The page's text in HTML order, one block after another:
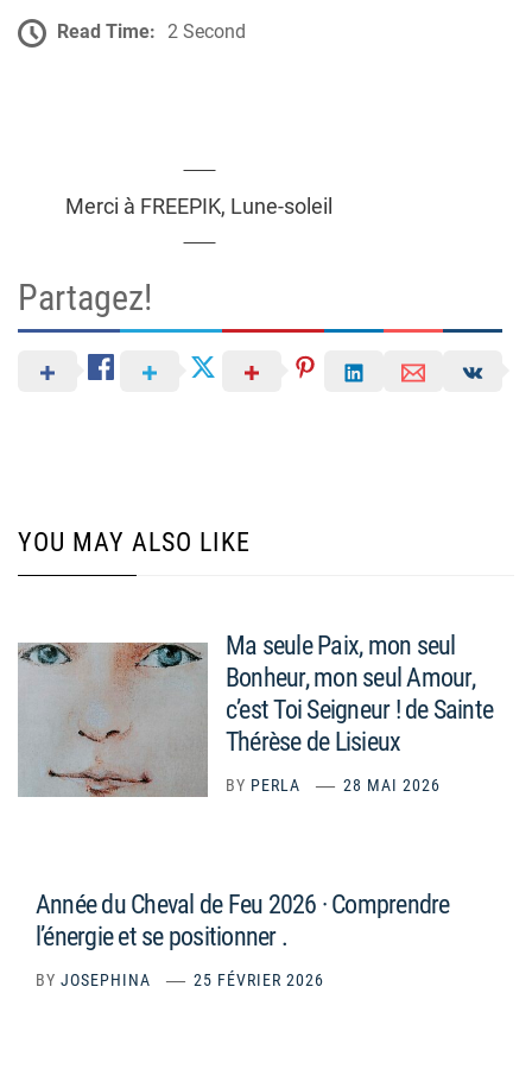
Read Time: 2 Second
Merci à FREEPIK, Lune-soleil
Partagez!
YOU MAY ALSO LIKE
Ma seule Paix, mon seul
Bonheur, mon seul Amour,
c’est Toi Seigneur ! de Sainte
Thérèse de Lisieux
BY PERLA 28 MAI 2026
Année du Cheval de Feu 2026 · Comprendre
l’énergie et se positionner .
BY JOSEPHINA 25 FÉVRIER 2026